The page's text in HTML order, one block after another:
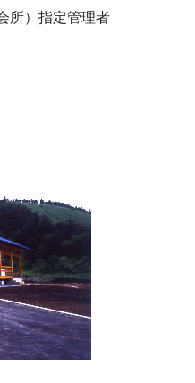
所）指定管理者